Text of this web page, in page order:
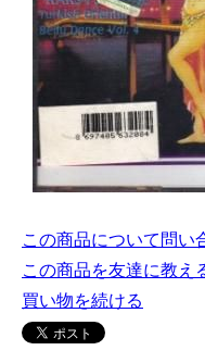
この商品について問い
この商品を友達に教え
買い物を続ける